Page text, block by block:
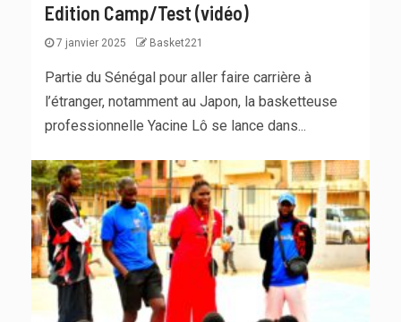
Edition Camp/Test (vidéo)
7 janvier 2025 Basket221
Partie du Sénégal pour aller faire carrière à
l’étranger, notamment au Japon, la basketteuse
professionnelle Yacine Lô se lance dans...